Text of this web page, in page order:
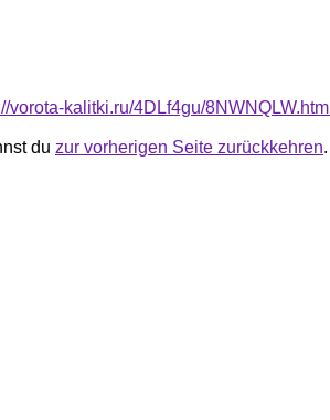
vorota-kalitki.ru/4DLf4gu/8NWNQLW.html
du zur vorherigen Seite zurückkehren.